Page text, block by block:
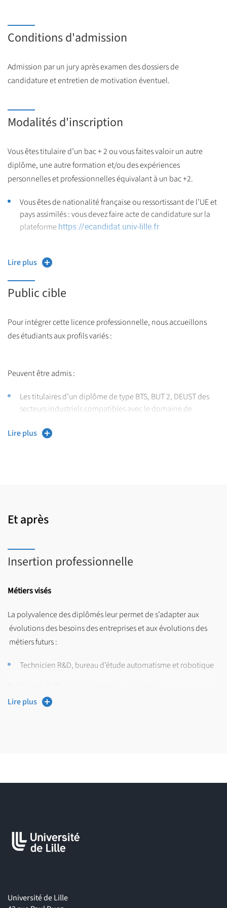
BCC 2. Etudier et définir une solution robotisée
BCC 3. Intégrer une solution robotisée
Robotique industrielle
Robotique mobile
Projet tuteuré
Stage en entreprise
Conditions d'admission
Admission par un jury après examen des dossiers de
candidature et entretien de motivation éventuel.
Modalités d'inscription
Vous êtes titulaire d’un bac + 2 ou vous faites valoir un autre
diplôme, une autre formation et/ou des expériences
personnelles et professionnelles équivalant à un bac +2.
Vous êtes de nationalité française ou ressortissant de l’UE et
pays assimilés : vous devez faire acte de candidature sur la
plateforme https://ecandidat.univ-lille.fr
vous faites valoir un autre diplôme, une autre formation
équivalant à un Bac+1 et/ou Bac + 2.
veuillez prendre connaissance des modalités d’admission
sur
https://international.univ-lille.fr/venir-a-
luniversite/etudiantes/hors-programme-dechange/
Lire plus
Public cible
Pour intégrer cette licence professionnelle, nous accueillons
des étudiants aux profils variés :
Peuvent être admis :
Les titulaires d’un diplôme de type BTS, BUT 2, DEUST des
secteurs industriels compatibles avec le domaine de
Les étudiants issus d’une 2ème année de licence validée ou
Lire plus
Et après
Insertion professionnelle
Métiers visés
La polyvalence des diplômés leur permet de s’adapter aux
évolutions des besoins des entreprises et aux évolutions des
métiers futurs :
Technicien R&D, bureau d’étude automatisme et robotique
Responsable de groupe automatique et robotique de
Les secteurs d’activités principaux sont :
L’automobile
L’agroalimentaire
Lire plus
Université de Lille